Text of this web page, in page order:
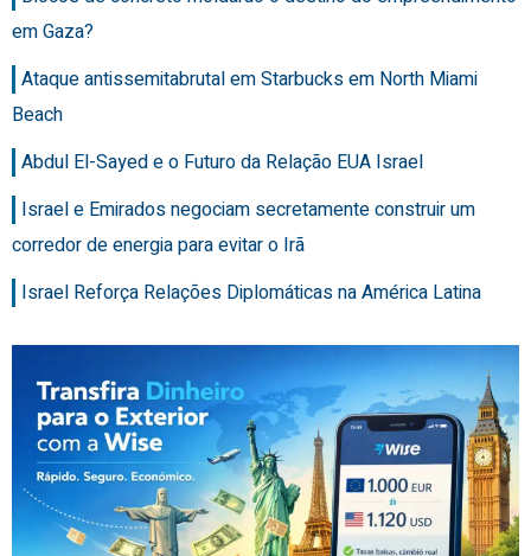
em Gaza?
Ataque antissemitabrutal em Starbucks em North Miami
Beach
Abdul El-Sayed e o Futuro da Relação EUA Israel
Israel e Emirados negociam secretamente construir um
corredor de energia para evitar o Irã
Israel Reforça Relações Diplomáticas na América Latina